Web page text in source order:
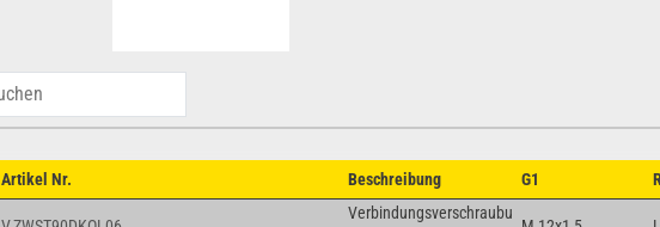
Artikel Nr. Beschreibung G1
Verbindungsverschraubung